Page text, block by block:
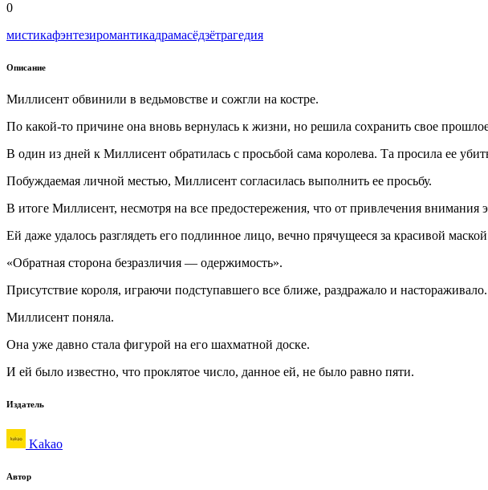
0
мистикафэнтезиромантикадрамасёдзётрагедия
Описание
Миллисент обвинили в ведьмовстве и сожгли на костре.
По какой-то причине она вновь вернулась к жизни, но решила сохранить свое
В один из дней к Миллисент обратилась с просьбой сама королева. Та просила ее
Побуждаемая личной местью, Миллисент согласилась выполнить ее просьбу.
В итоге Миллисент, несмотря на все предостережения, что от привлечения внимания
Ей даже удалось разглядеть его подлинное лицо, вечно прячущееся за красивой
«Обратная сторона безразличия — одержимость».
Присутствие короля, играючи подступавшего все ближе, раздражало и настораживало.
Миллисент поняла.
Она уже давно стала фигурой на его шахматной доске.
И ей было известно, что проклятое число, данное ей, не было равно пяти.
Издатель
Kakao
Автор